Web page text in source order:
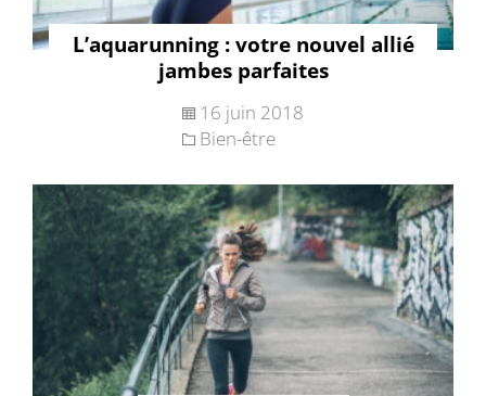
L’aquarunning : votre nouvel allié
jambes parfaites
16 juin 2018
Bien-être